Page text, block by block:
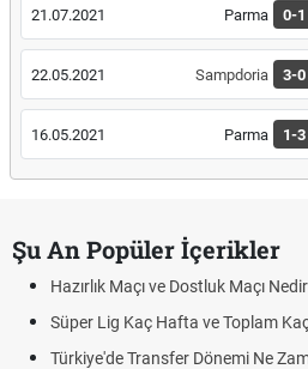
21.07.2021 Parma 0-1
22.05.2021 Sampdoria 3-0
16.05.2021 Parma 1-3
Şu An Popüler İçerikler
Hazırlık Maçı ve Dostluk Maçı
Süper Lig Kaç Hafta ve Toplam
Türkiye'de Transfer Dönemi Ne